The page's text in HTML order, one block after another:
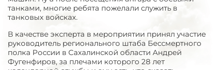
танками, многие ребята пожелали служить в
танковых войсках.
В качестве эксперта в мероприятии принял участие
руководитель регионального штаба Бессмертного
полка России в Сахалинской области Андрей
Фугенфиров, за плечами которого 28 лет